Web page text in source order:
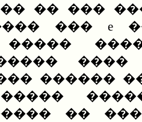
��� ���
e
�����
������
�� ����
�����
���� ��